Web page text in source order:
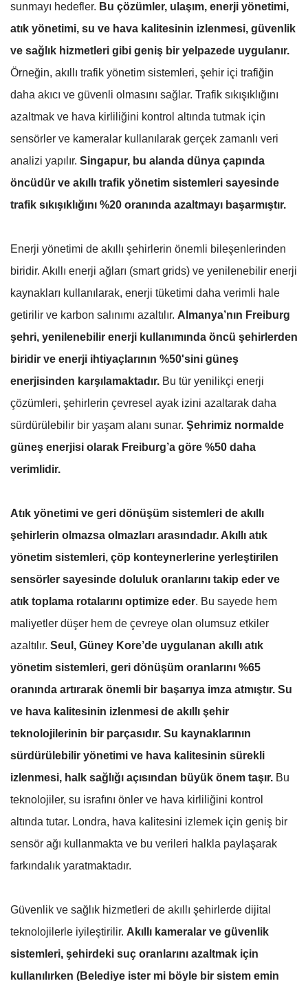
sunmayı hedefler. Bu çözümler, ulaşım, enerji yönetimi,
atık yönetimi, su ve hava kalitesinin izlenmesi, güvenlik
ve sağlık hizmetleri gibi geniş bir yelpazede uygulanır.
Örneğin, akıllı trafik yönetim sistemleri, şehir içi trafiğin
daha akıcı ve güvenli olmasını sağlar. Trafik sıkışıklığını
azaltmak ve hava kirliliğini kontrol altında tutmak için
sensörler ve kameralar kullanılarak gerçek zamanlı veri
analizi yapılır. Singapur, bu alanda dünya çapında
öncüdür ve akıllı trafik yönetim sistemleri sayesinde
trafik sıkışıklığını %20 oranında azaltmayı başarmıştır.
Enerji yönetimi de akıllı şehirlerin önemli bileşenlerinden
biridir. Akıllı enerji ağları (smart grids) ve yenilenebilir enerji
kaynakları kullanılarak, enerji tüketimi daha verimli hale
getirilir ve karbon salınımı azaltılır. Almanya’nın Freiburg
şehri, yenilenebilir enerji kullanımında öncü şehirlerden
biridir ve enerji ihtiyaçlarının %50'sini güneş
enerjisinden karşılamaktadır. Bu tür yenilikçi enerji
çözümleri, şehirlerin çevresel ayak izini azaltarak daha
sürdürülebilir bir yaşam alanı sunar. Şehrimiz normalde
güneş enerjisi olarak Freiburg’a göre %50 daha
verimlidir.
Atık yönetimi ve geri dönüşüm sistemleri de akıllı
şehirlerin olmazsa olmazları arasındadır. Akıllı atık
yönetim sistemleri, çöp konteynerlerine yerleştirilen
sensörler sayesinde doluluk oranlarını takip eder ve
atık toplama rotalarını optimize eder. Bu sayede hem
maliyetler düşer hem de çevreye olan olumsuz etkiler
azaltılır. Seul, Güney Kore’de uygulanan akıllı atık
yönetim sistemleri, geri dönüşüm oranlarını %65
oranında artırarak önemli bir başarıya imza atmıştır. Su
ve hava kalitesinin izlenmesi de akıllı şehir
teknolojilerinin bir parçasıdır. Su kaynaklarının
sürdürülebilir yönetimi ve hava kalitesinin sürekli
izlenmesi, halk sağlığı açısından büyük önem taşır. Bu
teknolojiler, su israfını önler ve hava kirliliğini kontrol
altında tutar. Londra, hava kalitesini izlemek için geniş bir
sensör ağı kullanmakta ve bu verileri halkla paylaşarak
farkındalık yaratmaktadır.
Güvenlik ve sağlık hizmetleri de akıllı şehirlerde dijital
teknolojilerle iyileştirilir. Akıllı kameralar ve güvenlik
sistemleri, şehirdeki suç oranlarını azaltmak için
kullanılırken (Belediye ister mi böyle bir sistem emin